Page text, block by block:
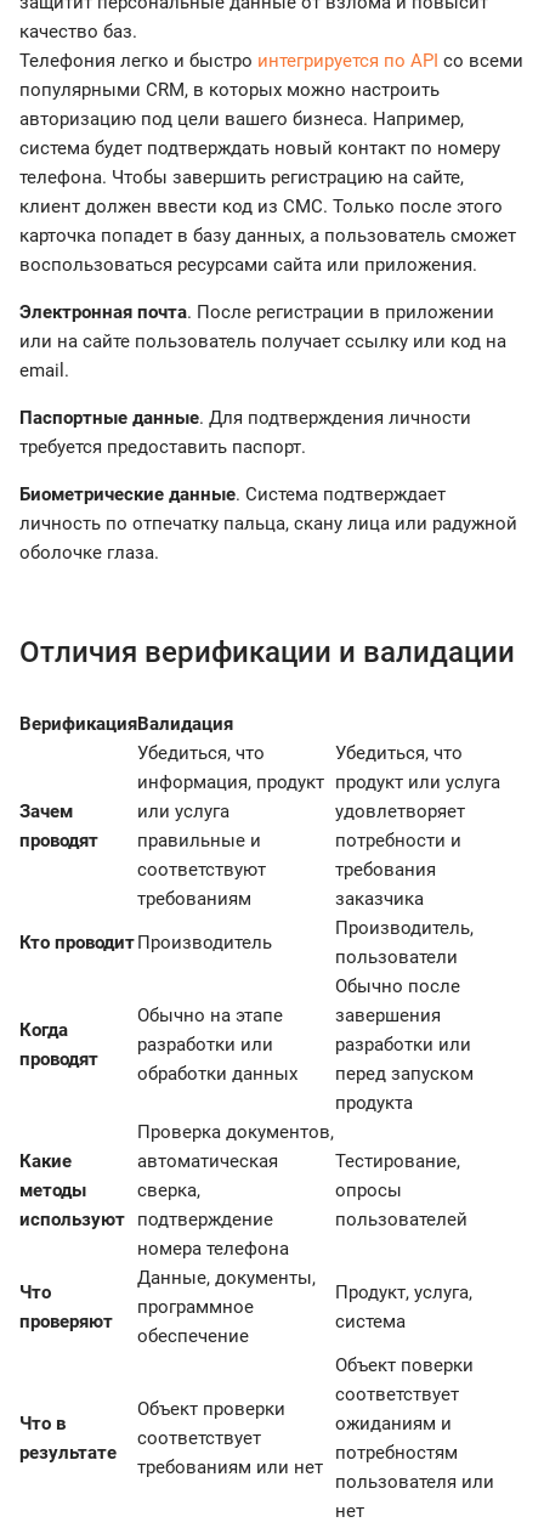
качество баз.
Телефония легко и быстро интегрируется по API со всеми
популярными CRM, в которых можно настроить
авторизацию под цели вашего бизнеса. Например,
система будет подтверждать новый контакт по номеру
телефона. Чтобы завершить регистрацию на сайте,
клиент должен ввести код из СМС. Только после этого
карточка попадет в базу данных, а пользователь сможет
воспользоваться ресурсами сайта или приложения.
Электронная почта. После регистрации в приложении
или на сайте пользователь получает ссылку или код на
email.
Паспортные данные. Для подтверждения личности
требуется предоставить паспорт.
Биометрические данные. Система подтверждает
личность по отпечатку пальца, скану лица или радужной
оболочке глаза.
Отличия верификации и валидации
ВерификацияВалидация
Зачем
проводят
Убедиться, что
информация, продукт
или услуга
правильные и
соответствуют
требованиям
Убедиться, что
продукт или услуга
удовлетворяет
потребности и
требования
заказчика
Кто проводитПроизводитель
Производитель,
пользователи
Когда
проводят
Обычно на этапе
разработки или
обработки данных
Обычно после
завершения
разработки или
перед запуском
продукта
Какие
методы
используют
Проверка документов,
автоматическая
сверка,
подтверждение
номера телефона
Тестирование,
опросы
пользователей
Что
проверяют
Данные, документы,
программное
обеспечение
Продукт, услуга,
система
Что в
результате
Объект проверки
соответствует
требованиям или нет
Объект поверки
соответствует
ожиданиям и
потребностям
пользователя или
нет